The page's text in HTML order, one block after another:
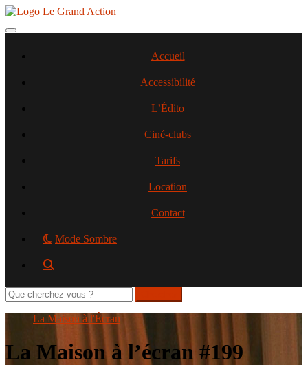
Aller
contenu
Toggle navigation
Accueil
Accessibilité
L’Édito
Ciné-clubs
Tarifs
Location
Contact
Mode Sombre
Rechercher
sur
La Maison à l'Écran
La Maison à l’écran #199